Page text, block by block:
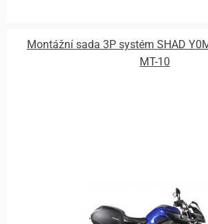
Montážní sada 3P systém SHAD
MT-10